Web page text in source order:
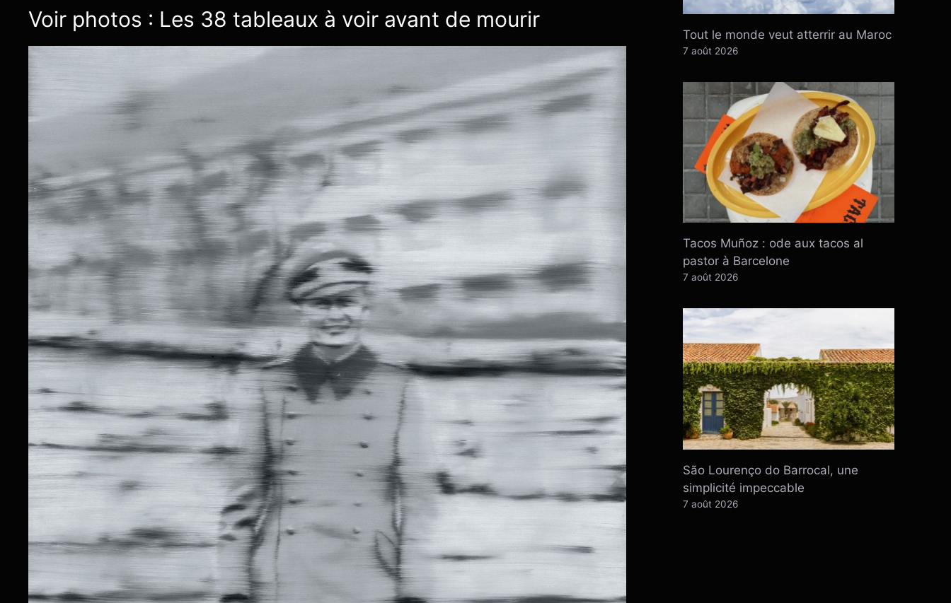
Voir photos : Les 38 tableaux à voir avant de mourir
Tout le monde veut atterrir au Maroc
7 août 2026
Tacos Muñoz : ode aux tacos al
pastor à Barcelone
7 août 2026
São Lourenço do Barrocal, une
simplicité impeccable
7 août 2026